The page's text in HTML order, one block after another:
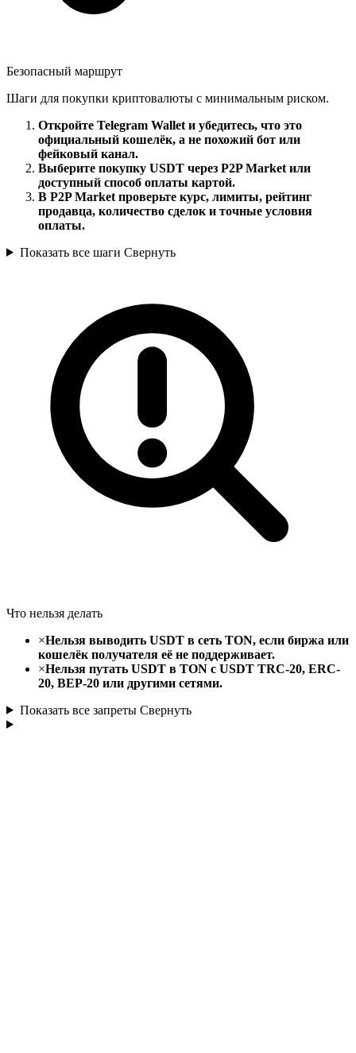
Безопасный маршрут
Шаги для покупки криптовалюты с минимальным риском.
Откройте Telegram Wallet и убедитесь, что это
официальный кошелёк, а не похожий бот или
фейковый канал.
Выберите покупку USDT через P2P Market или
доступный способ оплаты картой.
В P2P Market проверьте курс, лимиты, рейтинг
продавца, количество сделок и точные условия
оплаты.
Показать все шаги Свернуть
Что нельзя делать
×Нельзя выводить USDT в сеть TON, если биржа или
кошелёк получателя её не поддерживает.
×Нельзя путать USDT в TON с USDT TRC-20, ERC-
20, BEP-20 или другими сетями.
Показать все запреты Свернуть